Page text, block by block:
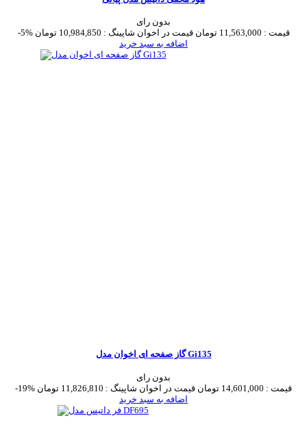
بدون رای
-5%
قیمت : 11,563,000 تومان قیمت در اخوان شاپینگ : 10,984,850 تومان
اضافه به سبد خرید
گاز صفحه ای اخوان مدل Gi135
بدون رای
-19%
قیمت : 14,601,000 تومان قیمت در اخوان شاپینگ : 11,826,810 تومان
اضافه به سبد خرید